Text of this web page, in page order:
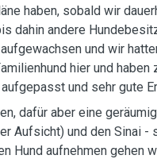
haben, sobald wir
dahin andere
und wir
hier und haben
und sehr gute
dafür aber eine
Aufsicht) und den Sinai -
Hund aufnehmen gehen